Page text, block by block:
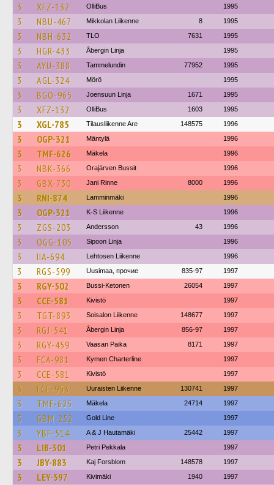
3 XFZ-132 OlliBus 1995
3 NBU-467 Mikkolan Liikenne 8 1995
3 NBH-632 TLO 7631 1995
3 HGR-433 Åbergin Linja 1995
3 AYU-388 Tammelundin 77952 1995
3 AGL-324 Mörö 1995
3 BGO-965 Joensuun Linja 1671 1995
3 XFZ-132 OlliBus 1603 1995
3 XGL-785 Tilausliikenne Are 148575 1996
3 OGP-321 Mäntylä 1996
3 TMF-626 Mäkela 1996
3 NBK-366 Orajärven Bussit 1996
3 GBX-730 Jani Rinne 8000 1996
3 RNI-874 Lamminmäki 1996
3 OGP-321 K-S Liikenne 1996
3 ZGS-203 Andersson 43 1996
3 OGG-105 Sipoon Linja 1996
3 IIA-694 Lehtosen Liikenne 1996
3 RGS-599 Uusimaa, прочие 835-97 1997
3 RGY-502 Bussi-Ketonen 26054 1997
3 CCE-581 Kivistö 1997
3 TGT-893 Soisalon Liikenne 148677 1997
3 RGJ-541 Åbergin Linja 856-97 1997
3 RGY-459 Vaasan Paika 8171 1997
3 FCA-981 Kymen Charterline 1997
3 CCE-581 Kivistö 1997
3 FCE-953 Uuraisten Liikenne 130741 1997
3 TMF-625 Mäkela 24714 1997
3 GBM-252 Gold Line 1997
3 YBF-514 A & J Hautamäki 25442 1997
3 LIB-301 Petri Pekkala 1997
3 JBY-883 Kaj Forsblom 148578 1997
3 LEY-597 Kivimäki 1940 1997